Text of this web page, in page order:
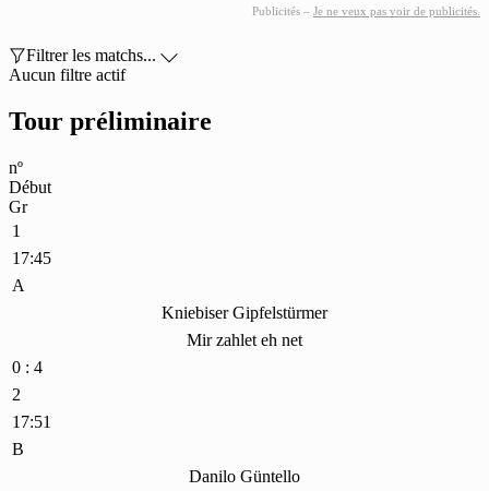
Publicités – Je ne veux pas voir de publicités.
Filtrer les matchs... 
Aucun filtre actif
Tour préliminaire
nº
Début
Gr
1
17:45
A
Kniebiser Gipfelstürmer
Mir zahlet eh net
0 : 4
2
17:51
B
Danilo Güntello